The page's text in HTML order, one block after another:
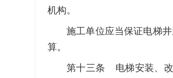
机构。
施工单位应当保证电梯
算。
第十三条 电梯安装、改